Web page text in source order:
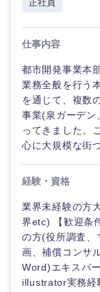
正社員
仕事内容
都市開発事業本
業務全般を行う
を通じて、複数
事業(泉ガーデン
ってきました。
心に大規模な街
経験・資格
業界未経験の方
界etc) 【歓迎条
の方(役所調査、
画、補償コンサ
Word)エキスパ
illustrator実務経